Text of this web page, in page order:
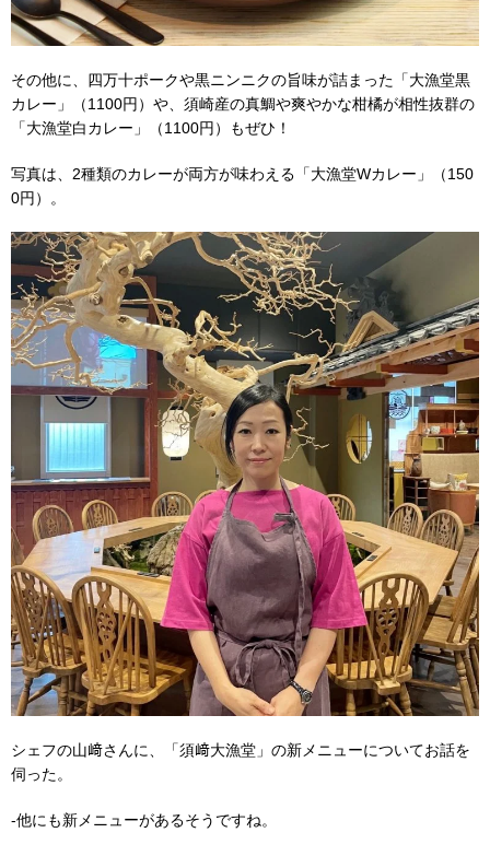
その他に、四万十ポークや黒ニンニクの旨味が詰まった「大漁堂黒
カレー」（1100円）や、須崎産の真鯛や爽やかな柑橘が相性抜群の
「大漁堂白カレー」（1100円）もぜひ！
写真は、2種類のカレーが両方が味わえる「大漁堂Wカレー」（150
0円）。
シェフの山﨑さんに、「須﨑大漁堂」の新メニューについてお話を
伺った。
-他にも新メニューがあるそうですね。